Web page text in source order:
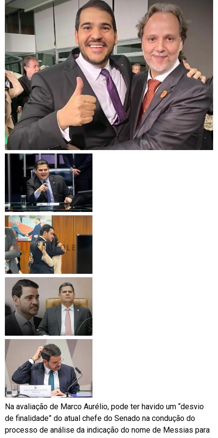
Na avaliação de Marco Aurélio, pode ter havido um “desvio
de finalidade” do atual chefe do Senado na condução do
processo de análise da indicação do nome de Messias para